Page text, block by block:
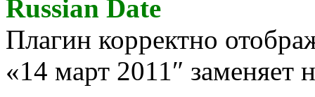
Russian Date
Плагин корректно
«14 март 2011″ заменяет